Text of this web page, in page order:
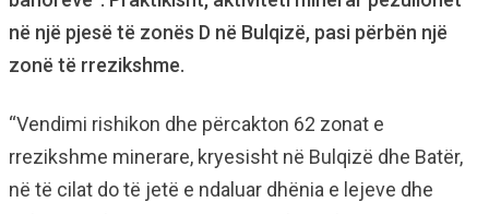
në një pjesë të zonës D në Bulqizë, pasi përbën një
zonë të rrezikshme.
“Vendimi rishikon dhe përcakton 62 zonat e
rrezikshme minerare, kryesisht në Bulqizë dhe Batër,
në të cilat do të jetë e ndaluar dhënia e lejeve dhe